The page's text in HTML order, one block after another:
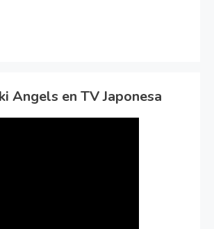
Angels en TV Japonesa